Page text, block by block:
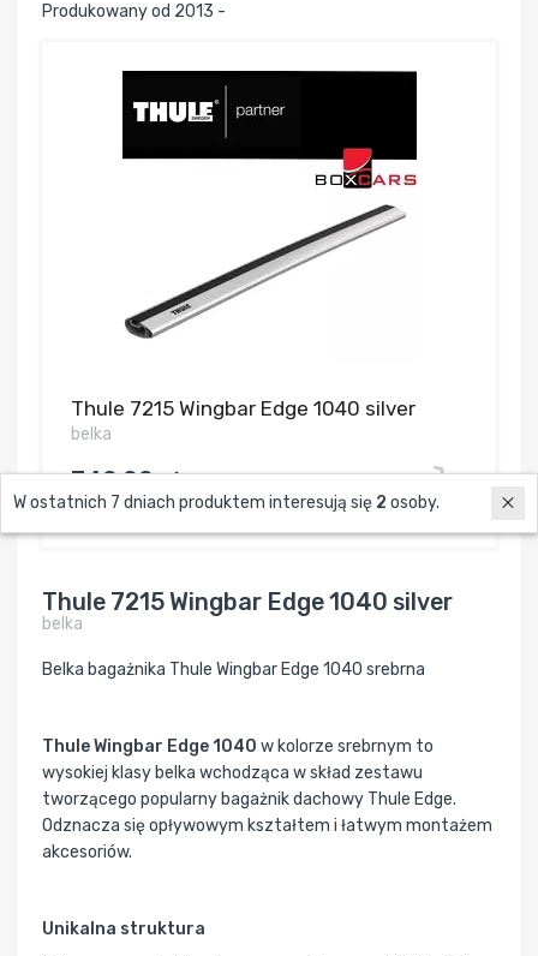
Produkowany od 2013 -
Thule 7215 Wingbar Edge 1040 silver
belka
349,00 zł
272,22 zł / szt.
Thule 7215 Wingbar Edge 1040 silver
belka
Belka bagażnika Thule Wingbar Edge 1040 srebrna
Thule Wingbar Edge 1040 w kolorze srebrnym to
wysokiej klasy belka wchodząca w skład zestawu
tworzącego popularny bagażnik dachowy Thule Edge.
Odznacza się opływowym kształtem i łatwym montażem
akcesoriów.
Unikalna struktura
W ostatnich 7 dniach produktem interesują się 2 osoby.